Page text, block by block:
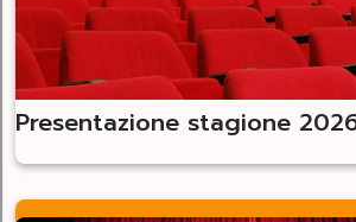
Presentazione stagione